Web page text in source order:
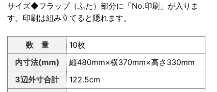
サイズ◆フラップ（ふた）部分に「No.印刷」が入りま
す。印刷は組み立てると隠れます。
数 量
10枚
内寸法(mm)
縦480mm×横370mm×高さ330mm
3辺外寸合計
122.5cm